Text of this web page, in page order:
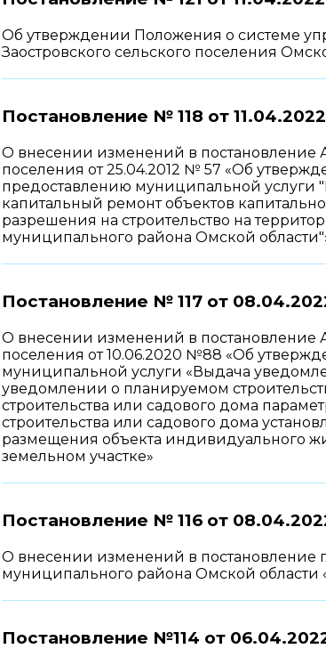
Об утверждении Положения о системе
Заостровского сельского поселения
Постановление № 118 от 11.04.2022
О внесении изменений в постановление
поселения от 25.04.2012 № 57 «Об
предоставлению муниципальной услуги
капитальный ремонт объектов
разрешения на строительство на
муниципального района Омской
Постановление № 117 от
О внесении изменений в постановление
поселения от 10.06.2020 №88 «Об
муниципальной услуги «Выдача
уведомлении о планируемом
строительства или садового дома
строительства или садового дома
размещения объекта индивидуального
земельном участке»
Постановление № 116 от
О внесении изменений в постановление
муниципального района Омской области
Постановление №114 от